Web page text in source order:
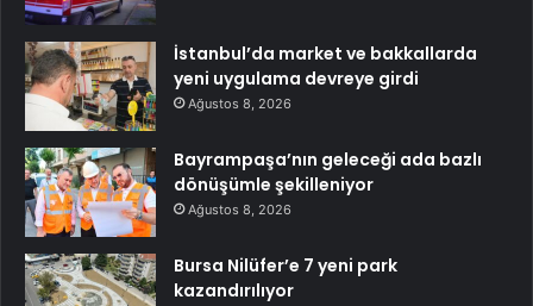
İstanbul’da market ve bakkallarda
yeni uygulama devreye girdi
Ağustos 8, 2026
Bayrampaşa’nın geleceği ada bazlı
dönüşümle şekilleniyor
Ağustos 8, 2026
Bursa Nilüfer’e 7 yeni park
kazandırılıyor